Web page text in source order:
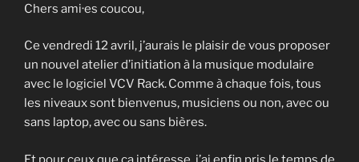
Chers ami·es coucou,
Ce vendredi 12 avril, j’aurais le plaisir de vous proposer
un nouvel atelier d’initiation à la musique modulaire
avec le logiciel VCV Rack. Comme à chaque fois, tous
les niveaux sont bienvenus, musiciens ou non, avec ou
sans laptop, avec ou sans bières.